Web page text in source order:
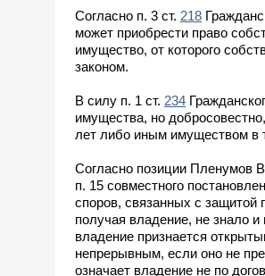
Согласно п. 3 ст. 218
может приобрести право
имущество, от которого
законом.
В силу п. 1 ст. 234
имущества, но
лет либо иным имуществом в
Согласно позиции Пленумов
п. 15 совместного
споров, связанных с защитой
получая владение, не знало и
владение признается
непрерывным, если оно не
означает владение не по